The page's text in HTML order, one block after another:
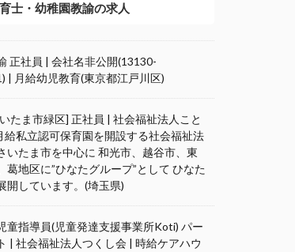
士・幼稚園教諭の求人
正社員 | 会社名非公開(13130-
| 月給幼児教育(東京都江戸川区)
たま市緑区] 正社員 | 社会福祉法人こと
給私立認可保育園を開設する社会福祉法
いたま市を中心に 和光市、越谷市、東
葛地区に”ひなたグループ”として ひなた
開しています。(埼玉県)
童指導員(児童発達支援事業所Koti) パー
| 社会福祉法人つくし会 | 時給ケアハウ